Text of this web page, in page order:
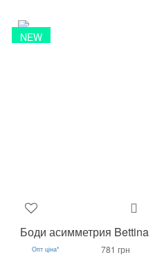
NEW
Боди асимметрия Bettina
Опт ціна* 781 грн